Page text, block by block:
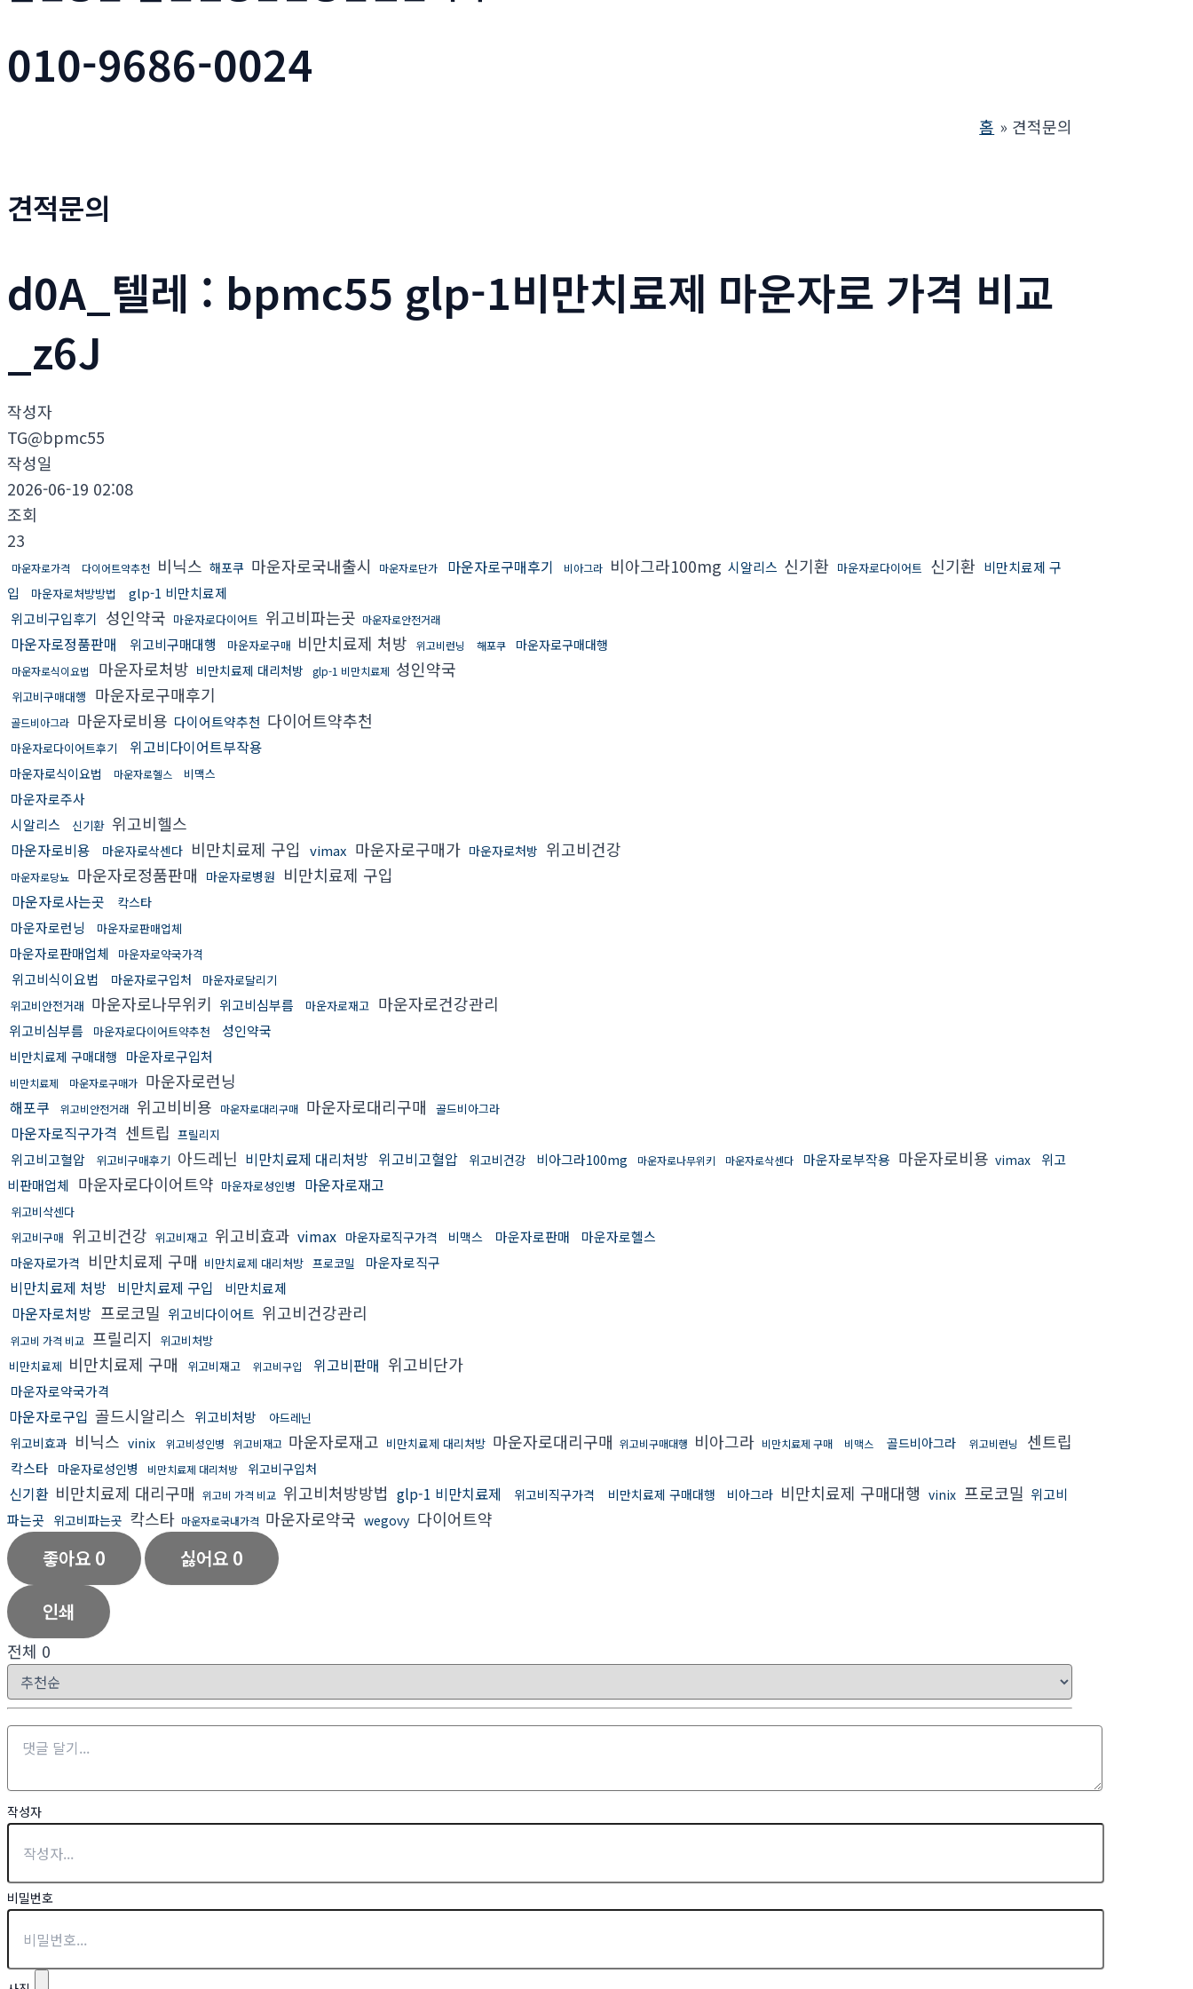
010-9686-0024
홈 견적문의
견적문의
d0A_텔레 : bpmc55 glp-1비만치료제 마운자로 가격 비교
_z6J
작성자
TG@bpmc55
작성일
2026-06-19 02:08
조회
23
마운자로가격 다이어트약추천 비닉스 해포쿠 마운자로국내출시 마운자로단가 마운자로구매후기 비아그라 비아그라100mg 시알리스 신기환 마운자로다이어트 신기환 비만치료제 구
입
마운자로처방방법
glp-1 비만치료제
위고비구입후기 성인약국 마운자로다이어트 위고비파는곳 마운자로안전거래
마운자로정품판매 위고비구매대행 마운자로구매 비만치료제 처방 위고비런닝 해포쿠 마운자로구매대행
마운자로식이요법 마운자로처방 비만치료제 대리처방 glp-1 비만치료제 성인약국
위고비구매대행 마운자로구매후기
골드비아그라 마운자로비용 다이어트약추천 다이어트약추천
마운자로다이어트후기 위고비다이어트부작용
마운자로식이요법 마운자로헬스 비맥스
마운자로주사
시알리스
신기환 위고비헬스
마운자로비용 마운자로삭센다 비만치료제 구입 vimax 마운자로구매가 마운자로처방 위고비건강
마운자로당뇨 마운자로정품판매 마운자로병원 비만치료제 구입
마운자로사는곳 칵스타
마운자로런닝 마운자로판매업체
마운자로판매업체 마운자로약국가격
위고비식이요법 마운자로구입처
마운자로달리기
위고비안전거래 마운자로나무위키 위고비심부름 마운자로재고 마운자로건강관리
위고비심부름 마운자로다이어트약추천 성인약국
비만치료제 구매대행 마운자로구입처
비만치료제 마운자로구매가 마운자로런닝
해포쿠 위고비안전거래 위고비비용 마운자로대리구매 마운자로대리구매 골드비아그라
마운자로직구가격 센트립 프릴리지
위고비고혈압 위고비구매후기 아드레닌 비만치료제 대리처방 위고비고혈압 위고비건강 비아그라100mg 마운자로나무위키 마운자로삭센다 마운자로부작용 마운자로비용 vimax
위고
비판매업체 마운자로다이어트약 마운자로성인병 마운자로재고
위고비삭센다
위고비구매 위고비건강 위고비재고 위고비효과 vimax 마운자로직구가격 비맥스 마운자로판매 마운자로헬스
마운자로가격 비만치료제 구매 비만치료제 대리처방 프로코밀 마운자로직구
비만치료제 처방 비만치료제 구입 비만치료제
마운자로처방 프로코밀 위고비다이어트 위고비건강관리
위고비 가격 비교 프릴리지
위고비처방
비만치료제 비만치료제 구매 위고비재고 위고비구입 위고비판매 위고비단가
마운자로약국가격
마운자로구입 골드시알리스 위고비처방 아드레닌
위고비효과 비닉스 vinix 위고비성인병 위고비재고 마운자로재고 비만치료제 대리처방 마운자로대리구매 위고비구매대행 비아그라 비만치료제 구매 비맥스 골드비아그라 위고비런닝 센트립
칵스타 마운자로성인병 비만치료제 대리처방 위고비구입처
신기환 비만치료제 대리구매 위고비 가격 비교 위고비처방방법 glp-1 비만치료제 위고비직구가격 비만치료제 구매대행 비아그라 비만치료제 구매대행 vinix 프로코밀 위고비
파는곳 위고비파는곳 칵스타 마운자로국내가격 마운자로약국 wegovy 다이어트약
좋아요 0 싫어요 0
인쇄
전체 0
작성자
비밀번호